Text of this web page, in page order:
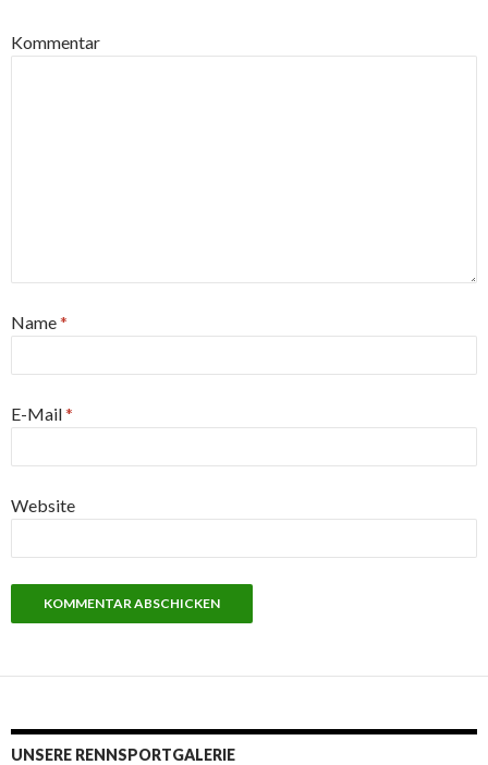
Kommentar
Name*
E-Mail*
Website
UNSERE RENNSPORTGALERIE